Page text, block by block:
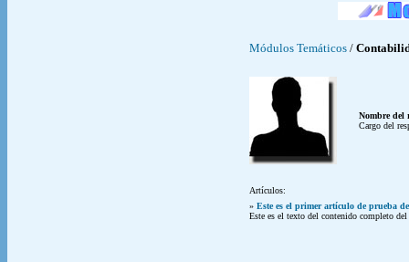
Módulos Temáticos /
Nombre del
Cargo del
Artículos:
» Este es el primer artículo de prueba
Este es el texto del contenido completo